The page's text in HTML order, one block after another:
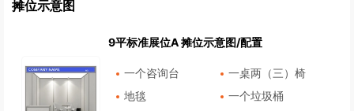
摊位示意图
9平标准展位A 摊位示意图/配置
一个咨询台
一桌两（三）椅
地毯
一个垃圾桶